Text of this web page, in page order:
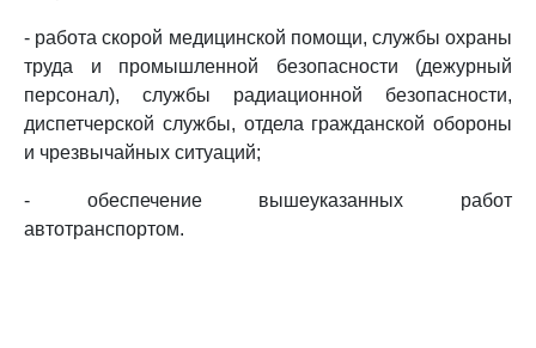
- работа скорой медицинской помощи, службы охраны
труда и промышленной безопасности (дежурный
персонал), службы радиационной безопасности,
диспетчерской службы, отдела гражданской обороны
и чрезвычайных ситуаций;
- обеспечение вышеуказанных работ
автотранспортом.